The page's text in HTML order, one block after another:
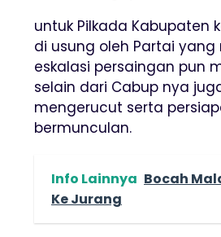
untuk Pilkada Kabupaten
di usung oleh Partai
eskalasi persaingan pun
selain dari Cabup nya
mengerucut serta
bermunculan.
Info Lainnya Bocah
Ke Jurang